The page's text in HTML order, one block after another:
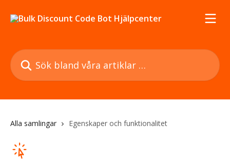
Sök bland våra artiklar …
Alla samlingar Egenskaper och funktionalitet